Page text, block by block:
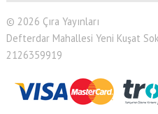
© 2026 Çıra Yayınları
Defterdar Mahallesi Yeni Kuşat
2126359919